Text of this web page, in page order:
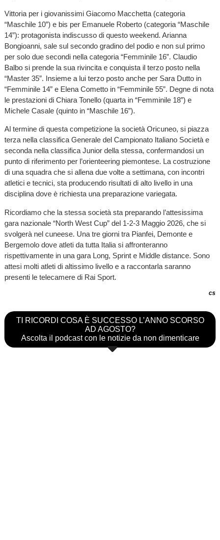
Vittoria per i giovanissimi Giacomo Macchetta (categoria
“Maschile 10”) e bis per Emanuele Roberto (categoria “Maschile
14”): protagonista indiscusso di questo weekend. Arianna
Bongioanni, sale sul secondo gradino del podio e non sul primo
per solo due secondi nella categoria “Femminile 16”. Claudio
Balbo si prende la sua rivincita e conquista il terzo posto nella
“Master 35”. Insieme a lui terzo posto anche per Sara Dutto in
“Femminile 14” e Elena Cometto in “Femminile 55”. Degne di nota
le prestazioni di Chiara Tonello (quarta in “Femminile 18”) e
Michele Casale (quinto in “Maschile 16”).
Al termine di questa competizione la società Oricuneo, si piazza
terza nella classifica Generale del Campionato Italiano Società e
seconda nella classifica Junior della stessa, confermandosi un
punto di riferimento per l’orienteering piemontese. La costruzione
di una squadra che si allena due volte a settimana, con incontri
atletici e tecnici, sta producendo risultati di alto livello in una
disciplina dove è richiesta una preparazione variegata.
Ricordiamo che la stessa società sta preparando l’attesissima
gara nazionale “North West Cup” del 1-2-3 Maggio 2026, che si
svolgerà nel cuneese. Una tre giorni tra Pianfei, Demonte e
Bergemolo dove atleti da tutta Italia si affronteranno
rispettivamente in una gara Long, Sprint e Middle distance. Sono
attesi molti atleti di altissimo livello e a raccontarla saranno
presenti le telecamere di Rai Sport.
cs
TI RICORDI COSA È SUCCESSO L’ANNO SCORSO
AD AGOSTO?
Ascolta il podcast con le notizie da non dimenticare